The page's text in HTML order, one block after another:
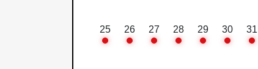
25 26 27 28 29 30 31